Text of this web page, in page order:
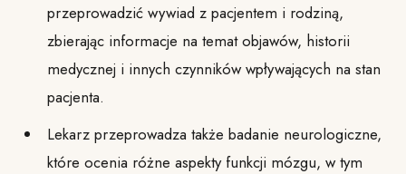
przeprowadzić wywiad z pacjentem i rodziną,
zbierając informacje na temat objawów, historii
medycznej i innych czynników wpływających na stan
pacjenta.
Lekarz przeprowadza także badanie neurologiczne,
które ocenia różne aspekty funkcji mózgu, w tym